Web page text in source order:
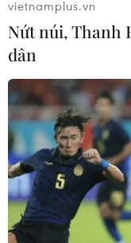
Công bố Quy
mạc Năm
gia
16/03/2024 08:14
vietnamplus.vn
Nứt núi, Thanh
dân